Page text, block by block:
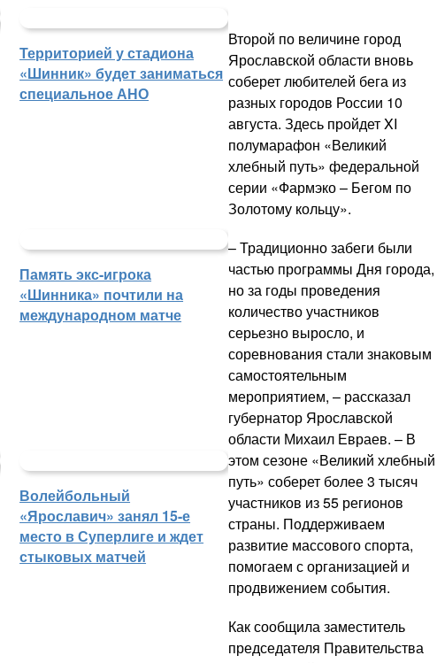
Территорией у стадиона
«Шинник» будет заниматься
специальное АНО
Память экс-игрока
«Шинника» почтили на
международном матче
Волейбольный
«Ярославич» занял 15-е
место в Суперлиге и ждет
стыковых матчей
Второй по величине город
Ярославской области вновь
соберет любителей бега из
разных городов России 10
августа. Здесь пройдет XI
полумарафон «Великий
хлебный путь» федеральной
серии «Фармэко – Бегом по
Золотому кольцу».
– Традиционно забеги были
частью программы Дня города,
но за годы проведения
количество участников
серьезно выросло, и
соревнования стали знаковым
самостоятельным
мероприятием, – рассказал
губернатор Ярославской
области Михаил Евраев. – В
этом сезоне «Великий хлебный
путь» соберет более 3 тысяч
участников из 55 регионов
страны. Поддерживаем
развитие массового спорта,
помогаем с организацией и
продвижением события.
Как сообщила заместитель
председателя Правительства